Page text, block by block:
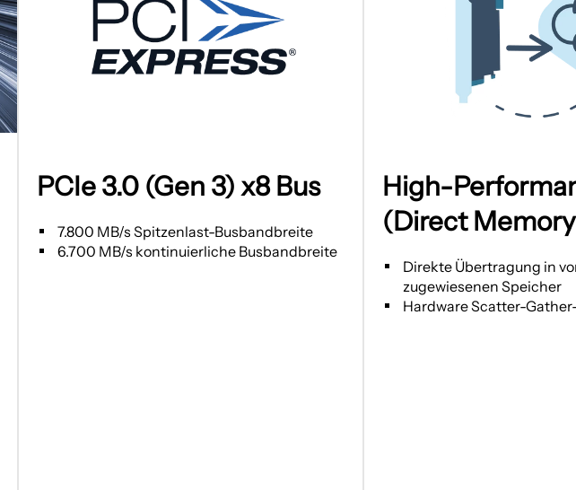
einem
neuen
Tab
PCIe 3.0 (Gen 3) x8 Bus
7.800 MB/s Spitzenlast-Busbandbreite
6.700 MB/s kontinuierliche Busbandbreite
einem
neuen
öffnen
High-
(Direct
Direkte Übertragung in
zugewiesenen Speicher
Hardware Scatter-